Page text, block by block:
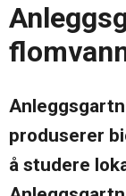
Mestermerket
er
produserer
å studere